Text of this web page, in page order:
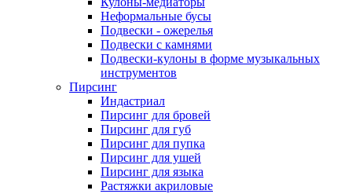
Неформальные бусы
Подвески - ожерелья
Подвески с камнями
Подвески-кулоны в форме музыкальных
инструментов
Пирсинг
Индастриал
Пирсинг для бровей
Пирсинг для губ
Пирсинг для пупка
Пирсинг для ушей
Пирсинг для языка
Растяжки акриловые